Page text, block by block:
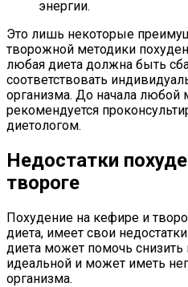
энергии.
Это лишь некоторые
творожной методики
любая диета должна быть
соответствовать
организма. До начала любой
рекомендуется
диетологом.
Недостатки
твороге
Похудение на кефире и
диета, имеет свои
диета может помочь снизить
идеальной и может иметь
организма.